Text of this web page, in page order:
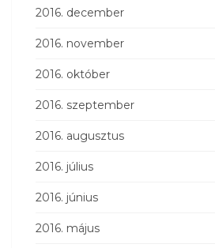
2016. december
2016. november
2016. október
2016. szeptember
2016. augusztus
2016. július
2016. június
2016. május